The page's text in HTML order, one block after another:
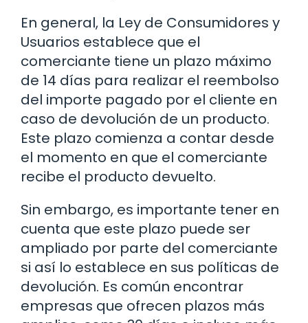
En general, la Ley de Consumidores y
Usuarios establece que el
comerciante tiene un plazo máximo
de 14 días para realizar el reembolso
del importe pagado por el cliente en
caso de devolución de un producto.
Este plazo comienza a contar desde
el momento en que el comerciante
recibe el producto devuelto.
Sin embargo, es importante tener en
cuenta que este plazo puede ser
ampliado por parte del comerciante
si así lo establece en sus políticas de
devolución. Es común encontrar
empresas que ofrecen plazos más